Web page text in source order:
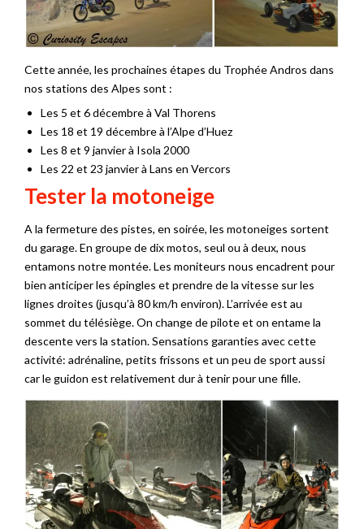
Cette année, les prochaines étapes du Trophée Andros dans
nos stations des Alpes sont :
Les 5 et 6 décembre à Val Thorens
Les 18 et 19 décembre à l’Alpe d’Huez
Les 8 et 9 janvier à Isola 2000
Les 22 et 23 janvier à Lans en Vercors
Tester la motoneige
A la fermeture des pistes, en soirée, les motoneiges sortent
du garage. En groupe de dix motos, seul ou à deux, nous
entamons notre montée. Les moniteurs nous encadrent pour
bien anticiper les épingles et prendre de la vitesse sur les
lignes droites (jusqu’à 80 km/h environ). L’arrivée est au
sommet du télésiège. On change de pilote et on entame la
descente vers la station. Sensations garanties avec cette
activité: adrénaline, petits frissons et un peu de sport aussi
car le guidon est relativement dur à tenir pour une fille.